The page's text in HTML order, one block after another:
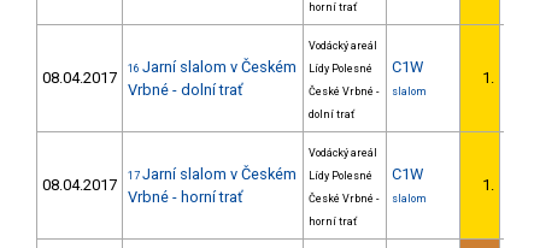
horní trať
08.04.2017 16 Jarní slalom v Českém
Vrbné - dolní trať
Vodácký areál
Lídy Polesné
České Vrbné -
dolní trať
C1W
slalom
1.
08.04.2017 17 Jarní slalom v Českém
Vrbné - horní trať
Vodácký areál
Lídy Polesné
České Vrbné -
horní trať
C1W
slalom
1.